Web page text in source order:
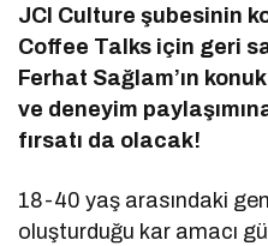
JCI Culture şubesinin
Coffee Talks için geri
Ferhat Sağlam’ın
ve deneyim
fırsatı da olacak!
18-40 yaş arasındaki
oluşturduğu kar amacı